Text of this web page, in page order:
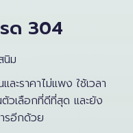
ด 304
นิม
ะราคาไม่แพง ใช้เวลา
วเลือกที่ดีที่สุด และยัง
รอีกด้วย